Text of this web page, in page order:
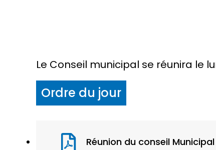
Le Conseil municipal se réunira le
Ordre du jour
Réunion du conseil